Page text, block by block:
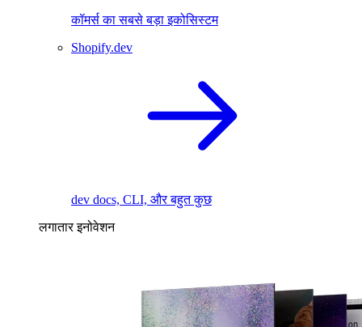
कॉमर्स का सबसे बड़ा इकोसिस्टम
Shopify.dev
dev docs, CLI, और बहुत कुछ
लगातार इनोवेशन